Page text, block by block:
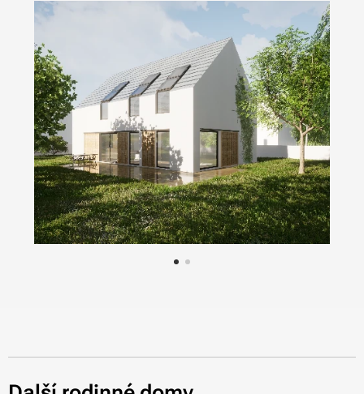
Rodinný dům pro čtyřčlennou rodinu v nově
vznikající zástavbě nedaleko Plzně vychází z
principů tradičních vesnických staveb – jednoduchý
obdélníkový půdorys, sedlová střecha klasického
sklonu – ovšem zpracovaných v soudobém pojetí.
Cílem návrhu bylo nabídnout kvalitní a nadčasové
řešení, které se odlišuje od nepůvodní a roztříštěné
zástavby bungalovů s valbovými střechami či jiných
pseudostylů, jež narušují charakter českých vesnic a
příměstských lokalit.